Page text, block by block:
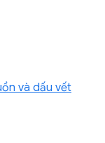
và dấu vết